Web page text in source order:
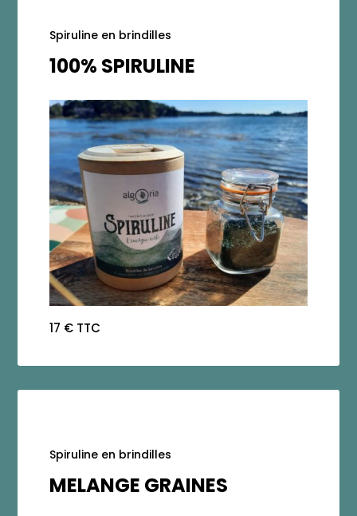
Spiruline en brindilles
100% SPIRULINE
17 € TTC
Spiruline en brindilles
MELANGE GRAINES